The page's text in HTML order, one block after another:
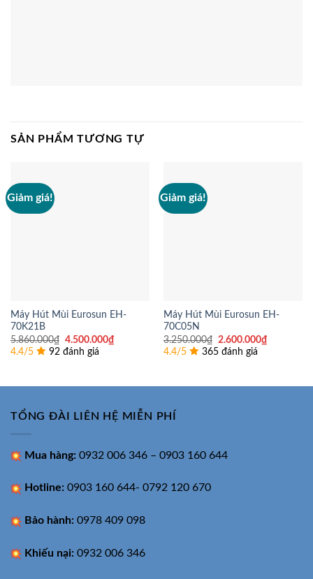
SẢN PHẨM TƯƠNG TỰ
Giảm giá!
Máy Hút Mùi Eurosun EH-
70K21B
5.860.000₫ Giá
gốc
là:
4.500.000₫Giá
hiện
4.4/5 92 đánh giá
Giảm giá!
Máy Hút Mùi Eurosun EH-
70C05N
3.250.000₫
Giá
gốc
là:
2.600.000₫Giá
hiện
4.4/5 365 đánh giá
TỔNG ĐÀI LIÊN HỆ MIỄN PHÍ
Mua hàng: 0932 006 346 – 0903 160 644
Hotline: 0903 160 644- 0792 120 670
Bảo hành: 0978 409 098
Khiếu nại: 0932 006 346